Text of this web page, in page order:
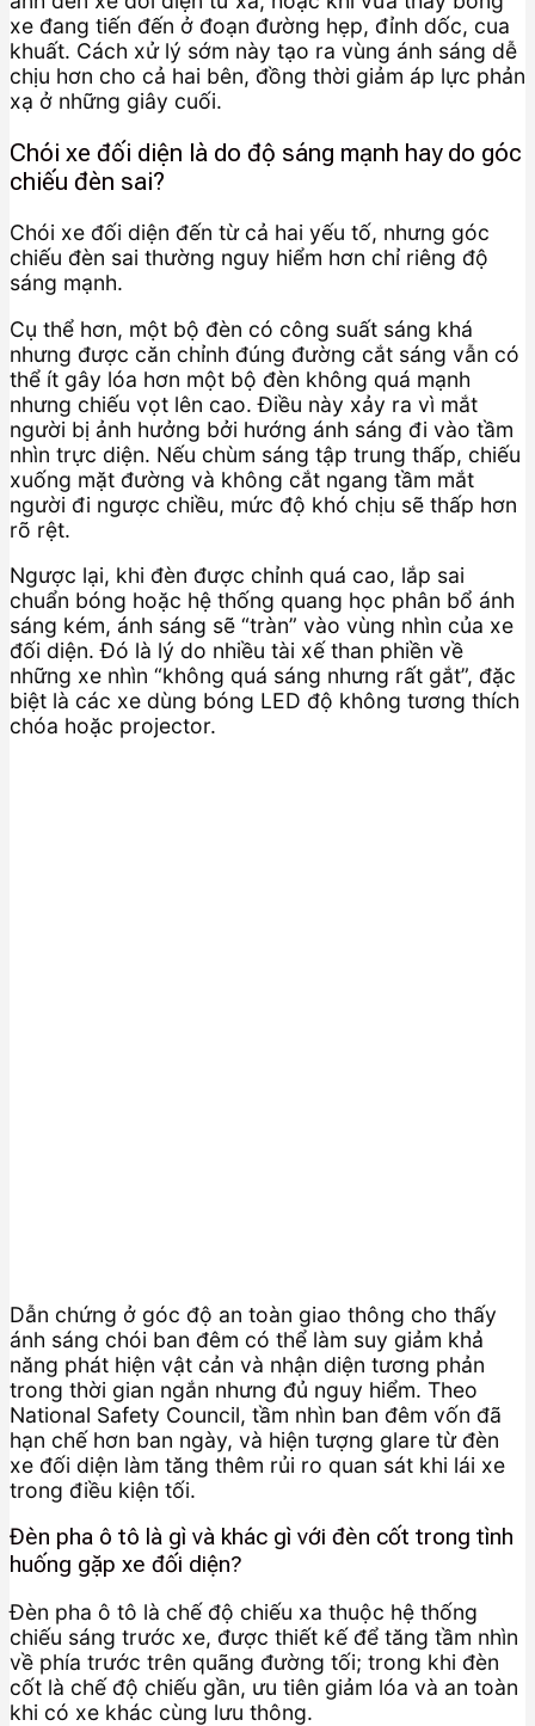
xe đang tiến đến ở đoạn đường hẹp, đỉnh dốc, cua
khuất. Cách xử lý sớm này tạo ra vùng ánh sáng dễ
chịu hơn cho cả hai bên, đồng thời giảm áp lực phản
xạ ở những giây cuối.
Chói xe đối diện là do độ sáng mạnh hay do góc
chiếu đèn sai?
Chói xe đối diện đến từ cả hai yếu tố, nhưng góc
chiếu đèn sai thường nguy hiểm hơn chỉ riêng độ
sáng mạnh.
Cụ thể hơn, một bộ đèn có công suất sáng khá
nhưng được căn chỉnh đúng đường cắt sáng vẫn có
thể ít gây lóa hơn một bộ đèn không quá mạnh
nhưng chiếu vọt lên cao. Điều này xảy ra vì mắt
người bị ảnh hưởng bởi hướng ánh sáng đi vào tầm
nhìn trực diện. Nếu chùm sáng tập trung thấp, chiếu
xuống mặt đường và không cắt ngang tầm mắt
người đi ngược chiều, mức độ khó chịu sẽ thấp hơn
rõ rệt.
Ngược lại, khi đèn được chỉnh quá cao, lắp sai
chuẩn bóng hoặc hệ thống quang học phân bổ ánh
sáng kém, ánh sáng sẽ “tràn” vào vùng nhìn của xe
đối diện. Đó là lý do nhiều tài xế than phiền về
những xe nhìn “không quá sáng nhưng rất gắt”, đặc
biệt là các xe dùng bóng LED độ không tương thích
chóa hoặc projector.
Dẫn chứng ở góc độ an toàn giao thông cho thấy
ánh sáng chói ban đêm có thể làm suy giảm khả
năng phát hiện vật cản và nhận diện tương phản
trong thời gian ngắn nhưng đủ nguy hiểm. Theo
National Safety Council, tầm nhìn ban đêm vốn đã
hạn chế hơn ban ngày, và hiện tượng glare từ đèn
xe đối diện làm tăng thêm rủi ro quan sát khi lái xe
trong điều kiện tối.
Đèn pha ô tô là gì và khác gì với đèn cốt trong tình
huống gặp xe đối diện?
Đèn pha ô tô là chế độ chiếu xa thuộc hệ thống
chiếu sáng trước xe, được thiết kế để tăng tầm nhìn
về phía trước trên quãng đường tối; trong khi đèn
cốt là chế độ chiếu gần, ưu tiên giảm lóa và an toàn
khi có xe khác cùng lưu thông.